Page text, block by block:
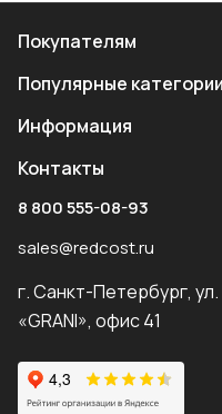
Покупателям
Популярные категории
Информация
Контакты
8 800 555-08-93
sales@redcost.ru
г. Санкт-Петербург,
«GRANI», офис 41